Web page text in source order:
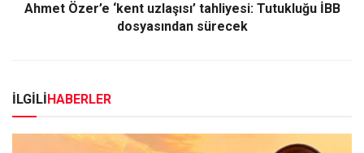
Ahmet Özer’e ‘kent uzlaşısı’ tahliyesi: Tutukluğu İBB
dosyasından sürecek
İLGİLİHABERLER